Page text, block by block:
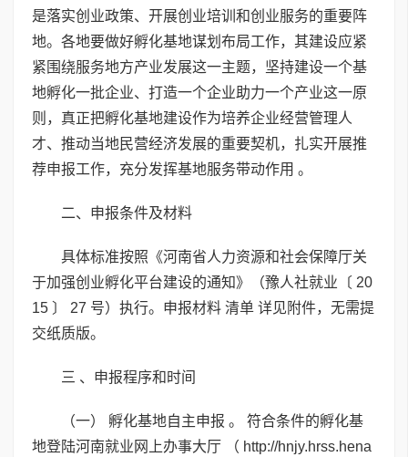
是落实创业政策、开展创业培训和创业服务的重要阵
地。各地要做好孵化基地谋划布局工作，其建设应紧
紧围绕服务地方产业发展这一主题，坚持建设一个基
地孵化一批企业、打造一个企业助力一个产业这一原
则，真正把孵化基地建设作为培养企业经营管理人
才、推动当地民营经济发展的重要契机，扎实开展推
荐申报工作，充分发挥基地服务带动作用 。
二、申报条件及材料
具体标准按照《河南省人力资源和社会保障厅关
于加强创业孵化平台建设的通知》（豫人社就业〔 20
15 〕 27 号）执行。申报材料 清单 详见附件，无需提
交纸质版。
三 、申报程序和时间
（一） 孵化基地自主申报 。 符合条件的孵化基
地登陆河南就业网上办事大厅 （ http://hnjy.hrss.hena